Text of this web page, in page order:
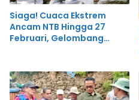
Siaga! Cuaca Ekstrem
Ancam NTB Hingga 27
Februari, Gelombang